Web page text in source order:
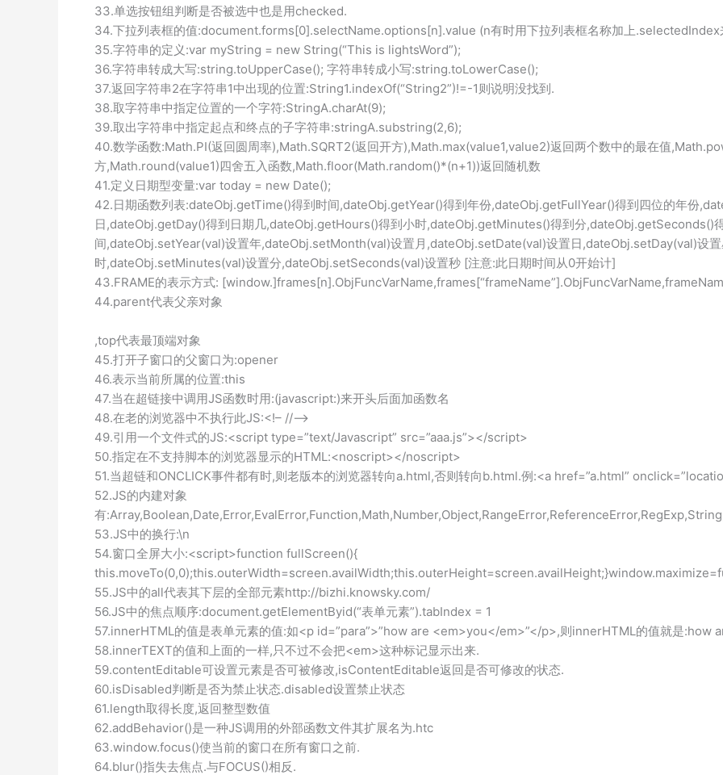
33.单选按钮组判断是否被选中也是用checked.
34.下拉列表框的值:document.forms[0].selectName.options[n].value (n有时用下拉列表框名称加上.selectedIndex
35.字符串的定义:var myString = new String(“This is lightsWord”);
36.字符串转成大写:string.toUpperCase(); 字符串转成小写:string.toLowerCase();
37.返回字符串2在字符串1中出现的位置:String1.indexOf(“String2”)!=-1则说明没找到.
38.取字符串中指定位置的一个字符:StringA.charAt(9);
39.取出字符串中指定起点和终点的子字符串:stringA.substring(2,6);
40.数学函数:Math.PI(返回圆周率),Math.SQRT2(返回开方),Math.max(value1,value2)返回两个数中的最在值
方,Math.round(value1)四舍五入函数,Math.floor(Math.random()*(n+1))返回随机数
41.定义日期型变量:var today = new Date();
42.日期函数列表:dateObj.getTime()得到时间,dateObj.getYear()得到年份,dateObj.getFullYear()得到四位的年份
日,dateObj.getDay()得到日期几,dateObj.getHours()得到小时,dateObj.getMinutes()得到分,dateObj.getSeconds()
间,dateObj.setYear(val)设置年,dateObj.setMonth(val)设置月,dateObj.setDate(val)设置日,dateObj.setDay(val)设
时,dateObj.setMinutes(val)设置分,dateObj.setSeconds(val)设置秒 [注意:此日期时间从0开始计]
43.FRAME的表示方式:
44.parent代表父亲对象
,top代表最顶端对象
45.打开子窗口的父窗口为:opener
46.表示当前所属的位置:this
47.当在超链接中调用JS函数时用:(javascript:)来开头后面加函数名
48.在老的浏览器中不执行此JS:<!– //–>
49.引用一个文件式的JS:<script type=”text/Javascript” src=”aaa.js”></script>
50.指定在不支持脚本的浏览器显示的HTML:<noscript></noscript>
51.当超链和ONCLICK事件都有时,则老版本的浏览器转向a.html,否则转向b.html.例:<a href=”a.html”
52.JS的内建对象
有
53.JS中的换行:\n
54.窗口全屏大小:<script>function fullScreen(){
55.JS中的all代表其下层的全部元素http://bizhi.knowsky.com/
56.JS中的焦点顺序:document.getElementByid(“表单元素”).tabIndex = 1
57.innerHTML的值是表单元素的值:如<p id=”para”>”how are <em>you</em>”</p>,则innerHTML的值就是:how
58.innerTEXT的值和上面的一样,只不过不会把<em>这种标记显示出来.
59.contentEditable可设置元素是否可被修改,isContentEditable返回是否可修改的状态.
60.isDisabled判断是否为禁止状态.disabled设置禁止状态
61.length取得长度,返回整型数值
62.addBehavior()是一种JS调用的外部函数文件其扩展名为.htc
63.window.focus()使当前的窗口在所有窗口之前.
64.blur()指失去焦点.与FOCUS()相反.